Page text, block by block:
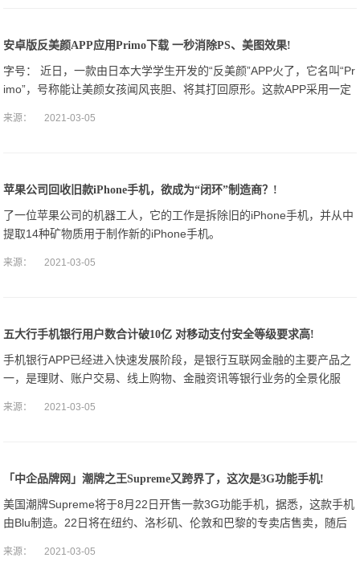
安卓版反美颜APP应用Primo下载 一秒消除PS、美图效果!
字号： 近日，一款由日本大学学生开发的“反美颜”APP火了，它名叫“Pr
imo”，号称能让美颜女孩闻风丧胆、将其打回原形。这款APP采用一定
来源： 2021-03-05
苹果公司回收旧款iPhone手机，欲成为“闭环”制造商？!
了一位苹果公司的机器工人，它的工作是拆除旧的iPhone手机，并从中
提取14种矿物质用于制作新的iPhone手机。
来源： 2021-03-05
五大行手机银行用户数合计破10亿 对移动支付安全等级要求高!
手机银行APP已经进入快速发展阶段，是银行互联网金融的主要产品之
一，是理财、账户交易、线上购物、金融资讯等银行业务的全景化服
来源： 2021-03-05
「中企品牌网」潮牌之王Supreme又跨界了，这次是3G功能手机!
美国潮牌Supreme将于8月22日开售一款3G功能手机，据悉，这款手机
由Blu制造。22日将在纽约、洛杉矶、伦敦和巴黎的专卖店售卖，随后
来源： 2021-03-05